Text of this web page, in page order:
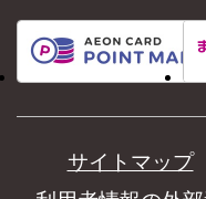
サイトマップ